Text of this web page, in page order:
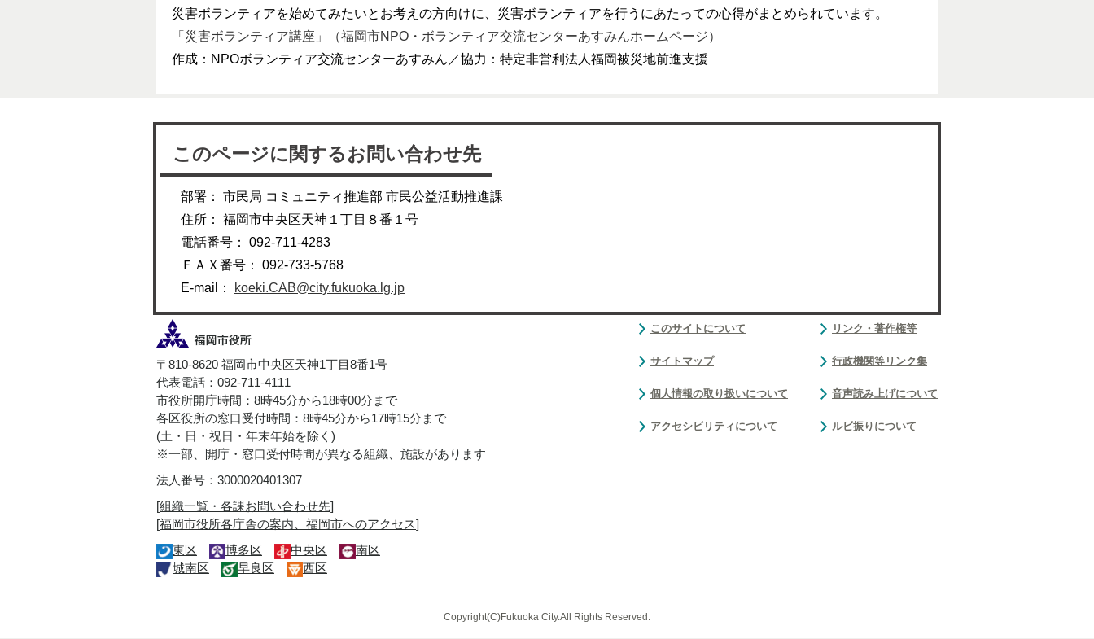
災害ボランティアを始めてみたいとお考えの方向けに、災害ボランティアを行うにあたっての心得がまとめられています。
「災害ボランティア講座」（福岡市NPO・ボランティア交流センターあすみんホームページ）
作成：NPOボランティア交流センターあすみん／協力：特定非営利法人福岡被災地前進支援
このページに関するお問い合わせ先
部署： 市民局 コミュニティ推進部 市民公益活動推進課
住所： 福岡市中央区天神１丁目８番１号
電話番号： 092-711-4283
ＦＡＸ番号： 092-733-5768
E-mail：
koeki.CAB@city.fukuoka.lg.jp
〒810-8620 福岡市中央区天神1丁目8番1号
代表電話：092-711-4111
市役所開庁時間：8時45分から18時00分まで
各区役所の窓口受付時間：8時45分から17時15分まで
(土・日・祝日・年末年始を除く)
※一部、開庁・窓口受付時間が異なる組織、施設があります
法人番号：3000020401307
[組織一覧・各課お問い合わせ先]
[福岡市役所各庁舎の案内、福岡市へのアクセス]
東区
博多区 中央区
南区
城南区
早良区 西区
このサイトについて
サイトマップ
個人情報の取り扱いについて
アクセシビリティについて
リンク・著作権等
行政機関等リンク集
音声読み上げについて
ルビ振りについて
Copyright(C)Fukuoka City.All Rights Reserved.